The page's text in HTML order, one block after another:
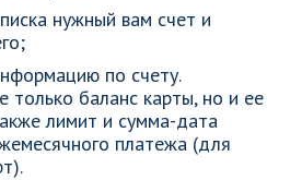
нужный вам счет и
по счету.
только баланс карты, но и ее
лимит и сумма-дата
платежа (для